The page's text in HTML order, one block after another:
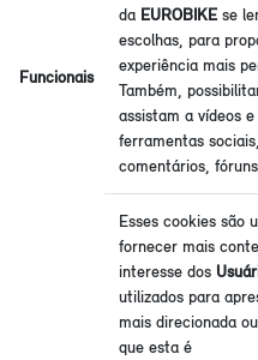
Funcionais
da EUROBIKE se
escolhas, para
experiência mais
Também,
assistam a vídeos
ferramentas
comentários,
Esses cookies são
fornecer mais
interesse dos
utilizados para
mais direcionada
que esta é